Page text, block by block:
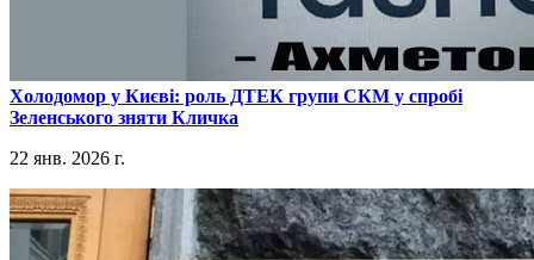
​Холодомор у Києві: роль ДТЕК групи СКМ у спробі
Зеленського зняти Кличка
22 янв. 2026 г.